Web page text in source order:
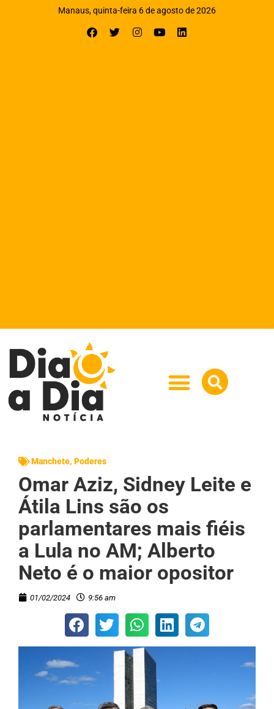
Manaus, quinta-feira 6 de agosto de 2026
Manchete, Poderes
Omar Aziz, Sidney Leite e
Átila Lins são os
parlamentares mais fiéis
a Lula no AM; Alberto
Neto é o maior opositor
01/02/2024 9:56 am